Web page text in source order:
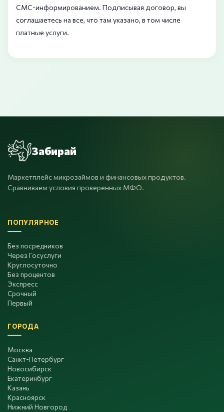
СМС-информированием. Подписывая договор, вы
соглашаетесь на все, что там указано, в том числе
платные услуги.
Забирай
Маркетплейс микрозаймов и финансовых продуктов.
Сравниваем условия проверенных МФО.
ПОПУЛЯРНОЕ
Без посредников
Через Госуслуги
Круглосуточно
Без процентов
Экспресс
Срочный
Первый
ГОРОДА
Москва
Санкт-Петербург
Новосибирск
Екатеринбург
Казань
Красноярск
Нижний Новгород